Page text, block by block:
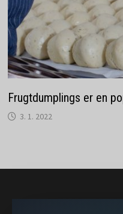
Frugtdumplings er en
3. 1. 2022